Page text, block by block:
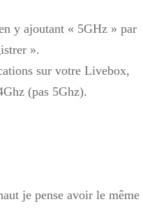
y ajoutant « 5GHz » par
».
sur votre Livebox,
(pas 5Ghz).
je pense avoir le même